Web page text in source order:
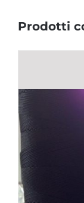
Prodotti